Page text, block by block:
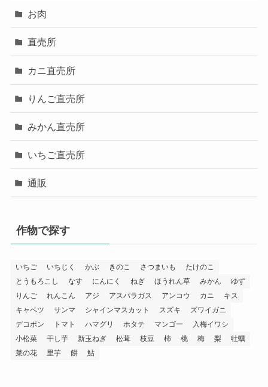
お肉
直売所
カニ直売所
りんご直売所
みかん直売所
いちご直売所
通販
作物で探す
いちご いちじく かぶ きのこ さつまいも
たけのこ
とうもろこし
なす にんにく ねぎ ほうれん草 みかん
ゆず
りんご
れんこん アジ アスパラガス アンコウ カニ
キス
キャベツ
サンマ シャインマスカット スズキ
ズワイガニ
デコポン
トマト ハマグリ ホタテ マンゴー
入梅イワシ
小松菜
干し芋 新玉ねぎ 松茸 枝豆 柿 桃 梅 梨
牡蠣
菜の花
里芋 餅 鮎